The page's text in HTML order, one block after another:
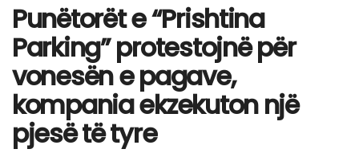
Punëtorët e “Prishtina
Parking” protestojnë për
vonesën e pagave,
kompania ekzekuton një
pjesë të tyre